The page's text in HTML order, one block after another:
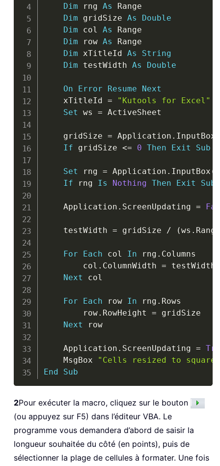
Dim rng As Range
Dim gridSize As
Double
Dim col As Range
Dim row As Range
Dim xTitleId As
String
Dim testWidth As Double
On Error Resume
Next
    xTitleId
=
"Kutools for Excel"
Set ws = ActiveSheet
    gridSize
= Application . InputBox
If gridSize <= 0 Then Exit Sub
Set rng = Application . InputBox (
If rng Is Nothing Then Exit Sub
    Application
. ScreenUpdating =
    testWidth
= gridSize / (ws . Range
For Each col In rng . Columns
        col
. ColumnWidth = testWidth
Next col
For Each row In rng . Rows
        row
. RowHeight = gridSize
Next row
    Application
. ScreenUpdating =
    MsgBox
"Cells resized to square
End
Sub
2Pour exécuter la macro, cliquez sur le bouton
(ou appuyez sur F5) dans l’éditeur VBA. Le
programme vous demandera d’abord de saisir la
longueur souhaitée du côté (en points), puis de
sélectionner la plage de cellules à formater. Une fois